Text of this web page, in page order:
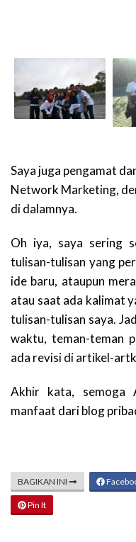
Saya juga pengamat
Network Marketing,
di dalamnya.
Oh iya, saya sering
tulisan-tulisan yang
ide baru, ataupun
atau saat ada kalimat
tulisan-tulisan saya.
waktu, teman-teman
ada revisi di artikel-
Akhir kata, semoga
manfaat dari blog
BAGIKAN INI
Pin It